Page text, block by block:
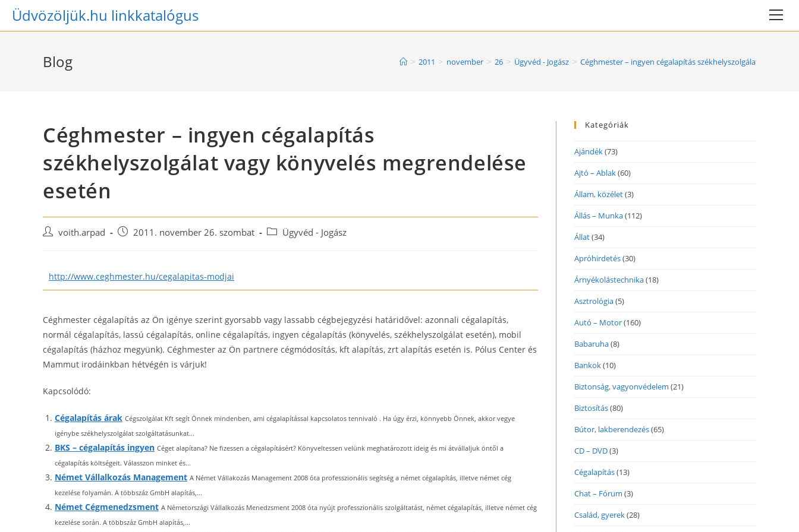
SkipÜdvözöljük.hu linkkatalógus
Blog > 2011 > november > 26 > Ügyvéd - Jogász > Céghmester – ingyen cégalapítás székhelyszolgálat vagy
Céghmester – ingyen cégalapítás
székhelyszolgálat vagy könyvelés megrendelése
esetén
Postvoith.arpad
Post 2011. november 26. szombat
Post Ügyvéd - Jogász
http://www.ceghmester.hu/cegalapitas-modjai
Céghmester cégalapítás az Ön igénye szerint gyorsabb vagy lassabb cégbejegyzési határidővel: azonnali cégalapítás,
normál cégalapítás, lassú cégalapítás, online cégalapítás, ingyen cégalapítás (könyvelés, székhelyszolgálat esetén), mobil
cégalapítás (házhoz megyünk). Céghmester az Ön partnere cégmódosítás, kft alapítás, zrt alapítás esetén is. Pólus Center és
Mammut irodáinkban hétvégén is várjuk!
Kapcsolódó:
Cégalapítás árak Cégszolgálat Kft segít Önnek mindenben, ami cégalapítással kapcsolatos tennivaló . Ha úgy érzi, könnyebb Önnek, akkor vegye
igénybe székhelyszolgálat szolgáltatásunkat...
BKS – cégalapítás ingyen Céget alapítana? Ne fizessen a cégalapításért? Könyveltessen velünk meghatározott ideig és mi átvállaljuk öntől a
cégalapítás költségeit. Válasszon minket és...
Német Vállalkozás Management A Német Vállakozás Management 2008 óta professzionális segítség a német cégalapítás, illetve német cég
kezelése folyamán. A többszáz GmbH alapítás,...
Német Cégmenedzsment A Németországi Vállalkozás Menedzsment 2008 óta nyújt professzionális szolgáltatást, német cégalapítás, illetve német cég
kezelése során. A többszáz GmbH alapítás,...
Kategóriák
Ajándék(73)
Ajtó – Ablak(60)
Állam, közélet(3)
Állás – Munka(112)
Állat(34)
Apróhirdetés(30)
Árnyékolástechnika(18)
Asztrológia(5)
Autó – Motor(160)
Babaruha(8)
Bankok(10)
Biztonság, vagyonvédelem (21)
Biztosítás(80)
Bútor, lakberendezés(65)
CD – DVD(3)
Cégalapítás(13)
Chat – Fórum (3)
Család, gyerek(28)